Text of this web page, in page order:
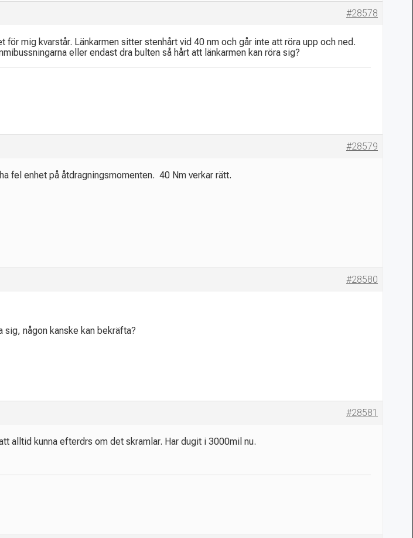
#28578
mig kvarstår. Länkarmen sitter stenhårt vid 40 nm och går inte att röra upp och ned.
eller endast dra bulten så hårt att länkarmen kan röra sig?
#28579
fel enhet på åtdragningsmomenten. 40 Nm verkar rätt.
#28580
sig, någon kanske kan bekräfta?
#28581
alltid kunna efterdrs om det skramlar. Har dugit i 3000mil nu.